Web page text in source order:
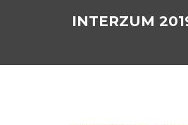
INTERZUM